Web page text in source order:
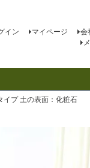
イン マイページ 会
イプ 土の表面：化粧石